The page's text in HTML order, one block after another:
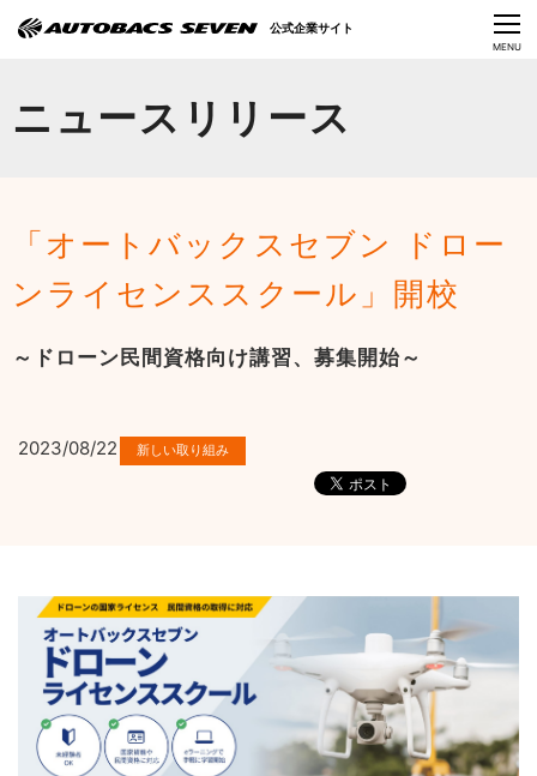
CLOSE
MENU
ニュースリリース
「オートバックスセブン ドロー
ンライセンススクール」開校
～ドローン民間資格向け講習、募集開始～
2023/08/22
公式企業サイト
サステナビリティ
Language